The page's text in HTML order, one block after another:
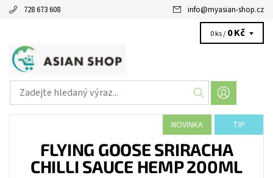
728 673 608 info@myasian-shop.cz
0 ks / 0 Kč
NOVINKA TIP
FLYING GOOSE SRIRACHA
CHILLI SAUCE HEMP 200ML